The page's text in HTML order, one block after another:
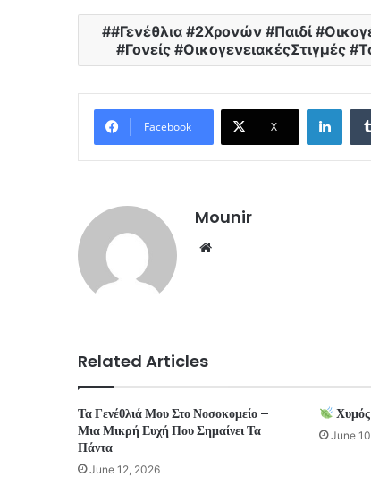
#Γενέθλια #2Χρονών #Παιδί
#Γονείς #ΟικογενειακέςΣτιγμές
Facebook X
Mounir
Related Articles
Τα Γενέθλιά Μου Στο Νοσοκομείο –
Μια Μικρή Ευχή Που Σημαίνει Τα
Πάντα
June 12, 2026
June